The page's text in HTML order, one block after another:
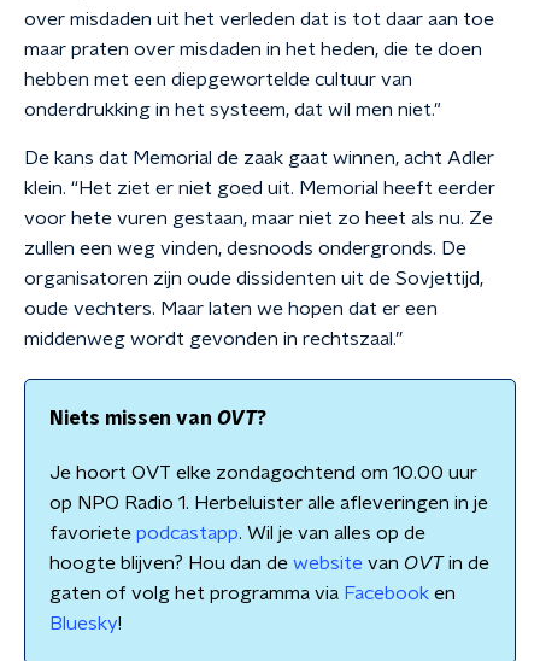
over misdaden uit het verleden dat is tot daar aan toe
maar praten over misdaden in het heden, die te doen
hebben met een diepgewortelde cultuur van
onderdrukking in het systeem, dat wil men niet."
De kans dat Memorial de zaak gaat winnen, acht Adler
klein. “Het ziet er niet goed uit. Memorial heeft eerder
voor hete vuren gestaan, maar niet zo heet als nu. Ze
zullen een weg vinden, desnoods ondergronds. De
organisatoren zijn oude dissidenten uit de Sovjettijd,
oude vechters. Maar laten we hopen dat er een
middenweg wordt gevonden in rechtszaal.”
Niets missen van OVT?
Je hoort OVT elke zondagochtend om 10.00 uur
op NPO Radio 1. Herbeluister alle afleveringen in je
favoriete podcastapp. Wil je van alles op de
hoogte blijven? Hou dan de website van OVTin de
gaten of volg het programma via Facebook en
Bluesky!